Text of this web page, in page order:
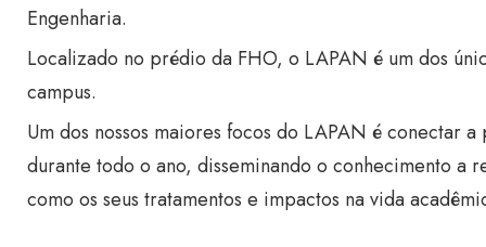
Engenharia.
Localizado no prédio da FHO, o LAPAN é um dos
campus.
Um dos nossos maiores focos do LAPAN é conectar
durante todo o ano, disseminando o conhecimento a
como os seus tratamentos e impactos na vida